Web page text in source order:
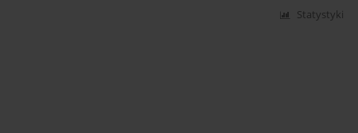
Statystyki